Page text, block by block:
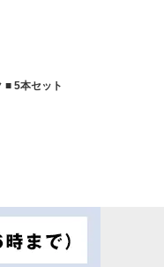
■ 5本セット